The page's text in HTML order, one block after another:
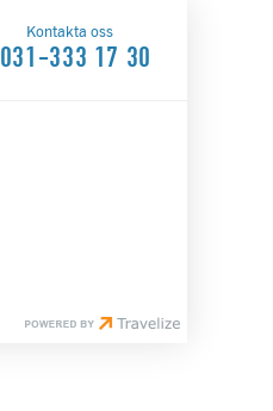
Kontakta oss
031-333 17 30